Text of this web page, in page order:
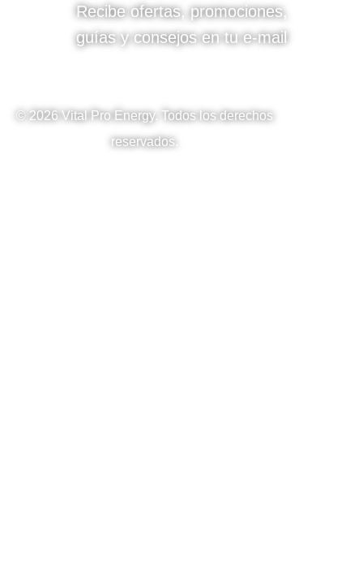
Recibe ofertas, promociones,
guías y consejos en tu e-mail
© 2026 Vital Pro Energy. Todos los derechos
reservados.